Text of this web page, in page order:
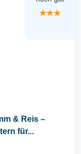
★★★
& Reis –
für...